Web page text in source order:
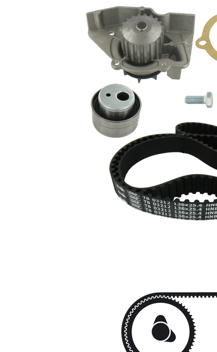
Número de dientes
136
Artículo
complementario/Información
complementaria
con juntas
con perfil
redondeado
de dientes
1
Material rotor de la bomba
Ancho de cinta
Lista de piezas
Nombre del
Número
de
artículo
Cantidad
VKPC
83636
1
VKMA
03213
1